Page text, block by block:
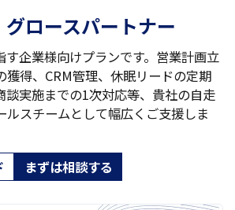
グロースパートナー
す企業様向けプランです。営業計画立
獲得、CRM管理、休眠リードの定期
談実施までの1次対応等、貴社の自走
ルスチームとして幅広くご支援しま
まずは相談する